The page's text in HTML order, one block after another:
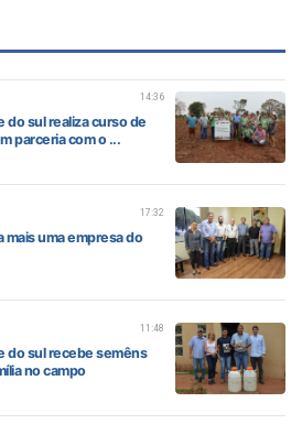
14:36
sul realiza curso de
parceria com o ...
17:32
uma empresa do
11:48
do sul recebe semêns
no campo